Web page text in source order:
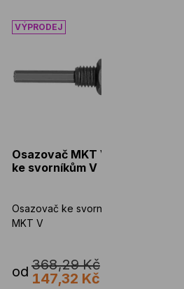
Osazovač MKT VSM ke
Osazovač MKT VSM
ke svorníkům V
Osazovač ke svorníkům
MKT V
od 368,29 Kč
147,32 Kč